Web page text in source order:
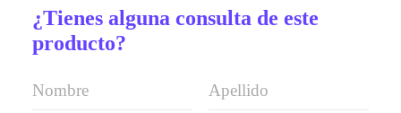
¿Tienes alguna consulta de este
producto?